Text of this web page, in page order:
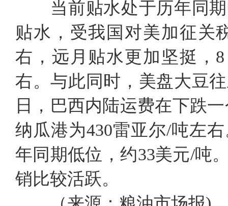
当前贴水处于历年同期
贴水，受我国对美加征关
右，远月贴水更加坚挺，
右。与此同时，美盘大豆
日，巴西内陆运费在下跌
纳瓜港为430雷亚尔/吨左
年同期低位，约33美元/吨
销比较活跃。